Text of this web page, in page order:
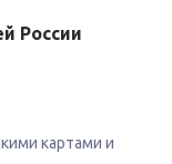
России
картами и